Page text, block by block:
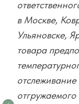
в Москве,
Ульяновске,
товара
отслеживание